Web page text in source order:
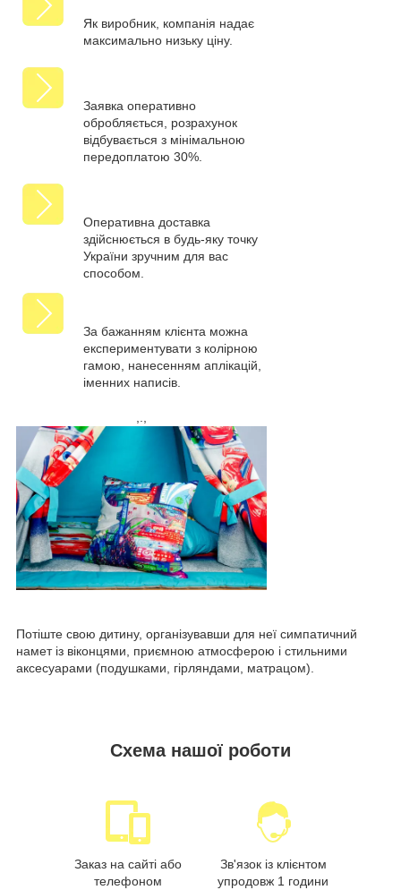
Як виробник, компанія надає
максимально низьку ціну.
Заявка оперативно
обробляється, розрахунок
відбувається з мінімальною
передоплатою 30%.
Оперативна доставка
здійснюється в будь-яку точку
України зручним для вас
способом.
За бажанням клієнта можна
експериментувати з колірною
гамою, нанесенням аплікацій,
іменних написів.
Потіште свою дитину, організувавши для неї симпатичний
намет із віконцями, приємною атмосферою і стильними
аксесуарами (подушками, гірляндами, матрацом).
Схема нашої роботи
Заказ на сайті або
телефоном
Зв'язок із клієнтом
упродовж 1 години